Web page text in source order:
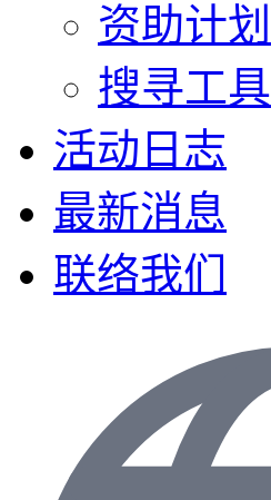
资助计划
搜寻工具
活动日志
最新消息
联络我们